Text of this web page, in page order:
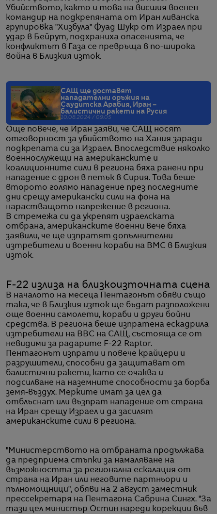
Убийството, както и това на висшия военен
командир на подкрепяната от Иран ливанска
групировка "Хизбула" Фуад Шукр от Израел при
удар в Бейрут, подхраниха опасенията, че
конфликтът в Газа се превръща в по-широка
война в Близкия изток.
САЩ ще доставят
нападателни оръжия на
Саудитска Арабия, Иран –
балистични ракети на Русия
10.08.2024 / 09:05
Още повече, че Иран заяви, че САЩ носят
отговорност за убийството на Хания заради
подкрепата си за Израел. Впоследствие няколко
военнослужещи на американските и
коалиционните сили в региона бяха ранени при
нападение с дрон в петък в Сирия. Това беше
второто голямо нападение през последните
дни срещу американски сили на фона на
нарастващото напрежение в региона.
В стремежа си да укрепят израелската
отбрана, американските военни вече бяха
заявили, че ще изпратят допълнителни
изтребители и военни кораби на ВМС в Близкия
изток.
F-22 излиза на близкоизточната сцена
В началото на месеца Пентагонът обяви също
така, че в Близкия изток ще бъдат разположени
още военни самолети, кораби и други бойни
средства. В региона беше изпратена ескадрила
изтребители на ВВС на САЩ, състояща се от
невидими за радарите F-22 Raptor.
Пентагонът изпрати и повече крайцери и
разрушители, способни да защитават от
балистични ракети, като се очаква и
подсилване на наземните способности за борба
земя-въздух. Мерките имат за цел да
отблъснат или възпрат нападение от страна
на Иран срещу Израел и да засилят
американските сили в региона.
"Министерството на отбраната продължава
да предприема стъпки за намаляване на
възможността за регионална ескалация от
страна на Иран или неговите партньори и
пълномощници", обяви на 2 август заместник
прессекретаря на Пентагона Сабрина Сингх. "За
тази цел министър Остин нареди корекции във